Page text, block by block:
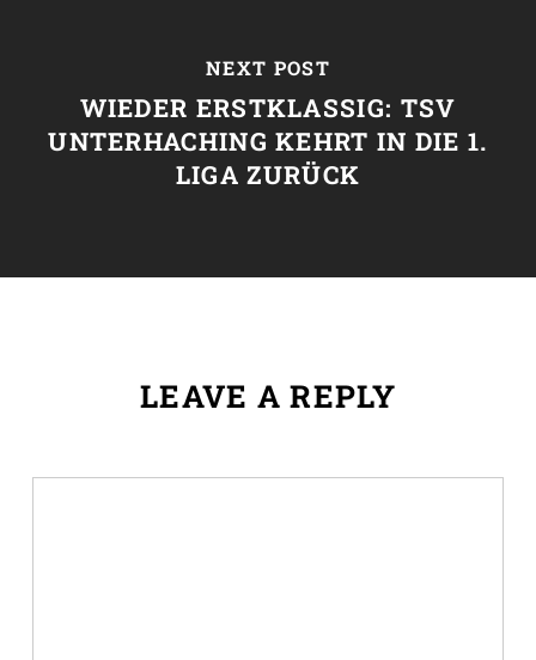
NEXT POST
WIEDER ERSTKLASSIG: TSV
UNTERHACHING KEHRT IN DIE 1.
LIGA ZURÜCK
LEAVE A REPLY